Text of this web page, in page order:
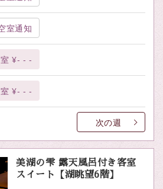
室通知
¥- - -
¥- - -
次の週
美湖の雫 露天風呂付き客室
スイート【湖眺望6階】